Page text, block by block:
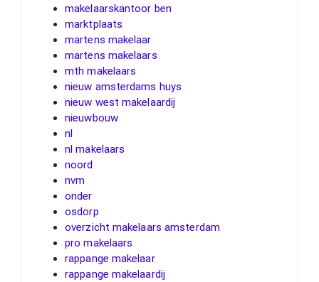
makelaarskantoor ben
marktplaats
martens makelaar
martens makelaars
mth makelaars
nieuw amsterdams huys
nieuw west makelaardij
nieuwbouw
nl
nl makelaars
noord
nvm
onder
osdorp
overzicht makelaars amsterdam
pro makelaars
rappange makelaar
rappange makelaardij